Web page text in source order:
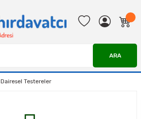
ARA
Dairesel Testereler